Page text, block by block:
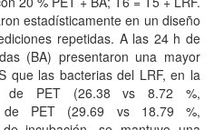
estadísticamente en un diseño
repetidas. A las 24 h de
(BA) presentaron una mayor
que las bacterias del LRF, en la
PET (26.38 vs 8.72 %,
de PET (29.69 vs 18.79 %,